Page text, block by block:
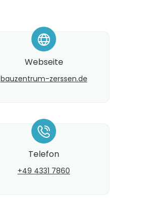
*
Webseite
bauzentrum-zerssen.de
*
Telefon
+49 4331 7860